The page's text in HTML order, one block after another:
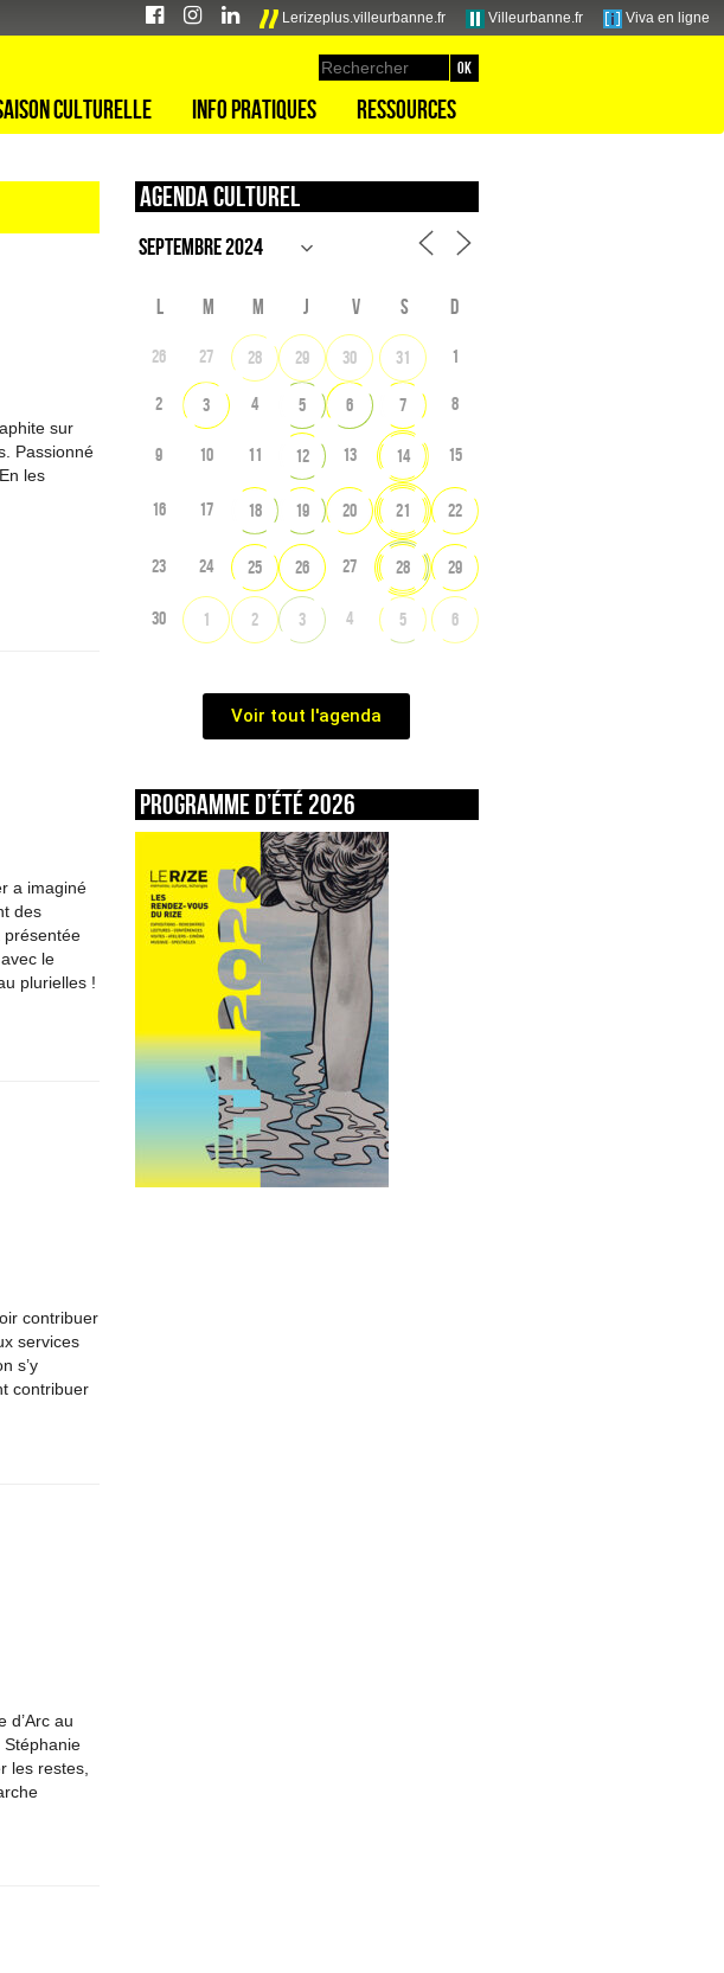
Lerizeplus.villeurbanne.fr Villeurbanne.fr Viva en ligne
culturelle Info pratiques Ressources
sur
Passionné
les
a imaginé
des
présentée
le
plurielles !
contribuer
services
s’y
contribuer
d’Arc au
Stéphanie
les restes,
Agenda culturel
L M M J V S D
26 27 28 29 30 31 1
2 3 4 5 6 7 8
9 10 11 12 13 14 15
16 17 18 19 20 21 22
23 24 25 26 27 28 29
30 1 2 3 4 5 6
Voir tout l'agenda
Programme d’été 2026